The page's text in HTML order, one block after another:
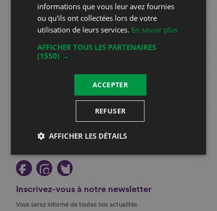
Phone +41 21 960 22 48
Mobile +41 79 587 75 54
https://www.cavebertholet.ch/bar-
a-vins---caveau.html
Restez au courant!
Inscrivez-vous à notre newsletter
Vous serez informé de toutes nos actualités
informations que vous leur avez fournies
ou qu'ils ont collectées lors de votre
utilisation de leurs services. En savoir plus
AFFICHER TOUS LES PARTENAIRES
(1550) →
ACCEPTER
REFUSER
AFFICHER LES DÉTAILS